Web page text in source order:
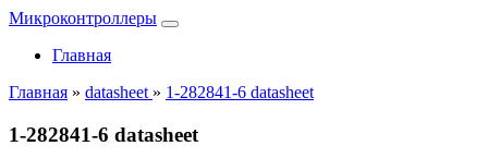
Микроконтроллеры
Главная
Главная » datasheet » 1-282841-6 datasheet
1-282841-6 datasheet